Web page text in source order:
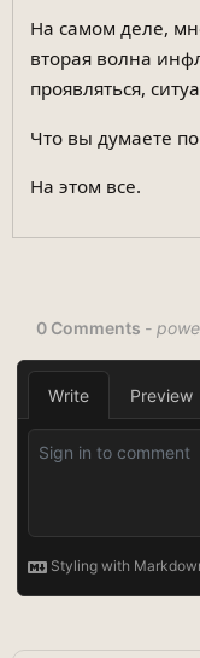
На самом деле,
вторая волна
проявляться,
Что вы думаете
На этом все.